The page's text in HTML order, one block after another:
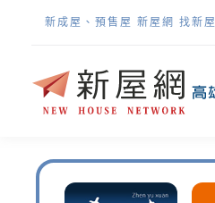
新成屋、預售屋 新屋網 找新屋